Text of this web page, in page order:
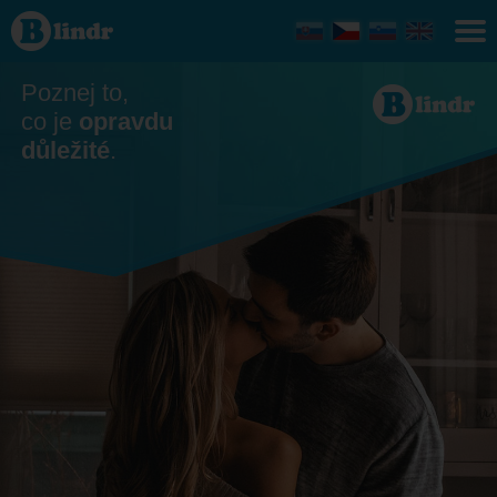
Seznamka
- On hledá
Poznej to,
co je opravdu
důležité.